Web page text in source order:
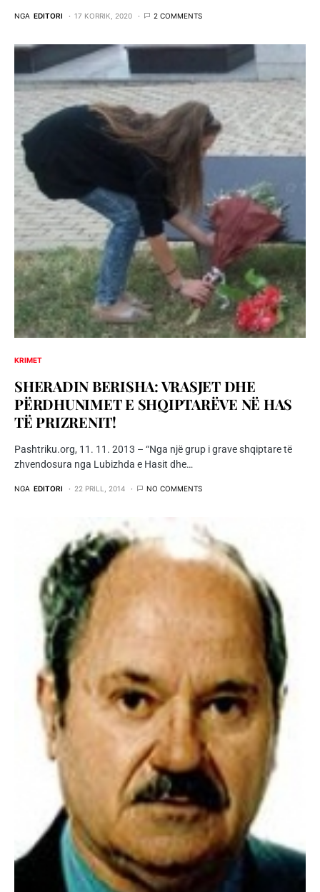
NGA EDITORI 17 KORRIK, 2020 2 COMMENTS
KRIMET
SHERADIN BERISHA: VRASJET DHE
PËRDHUNIMET E SHQIPTARËVE NË HAS
TË PRIZRENIT!
Pashtriku.org, 11. 11. 2013 – “Nga një grup i grave shqiptare të
zhvendosura nga Lubizhda e Hasit dhe…
NGA EDITORI 22 PRILL, 2014 NO COMMENTS